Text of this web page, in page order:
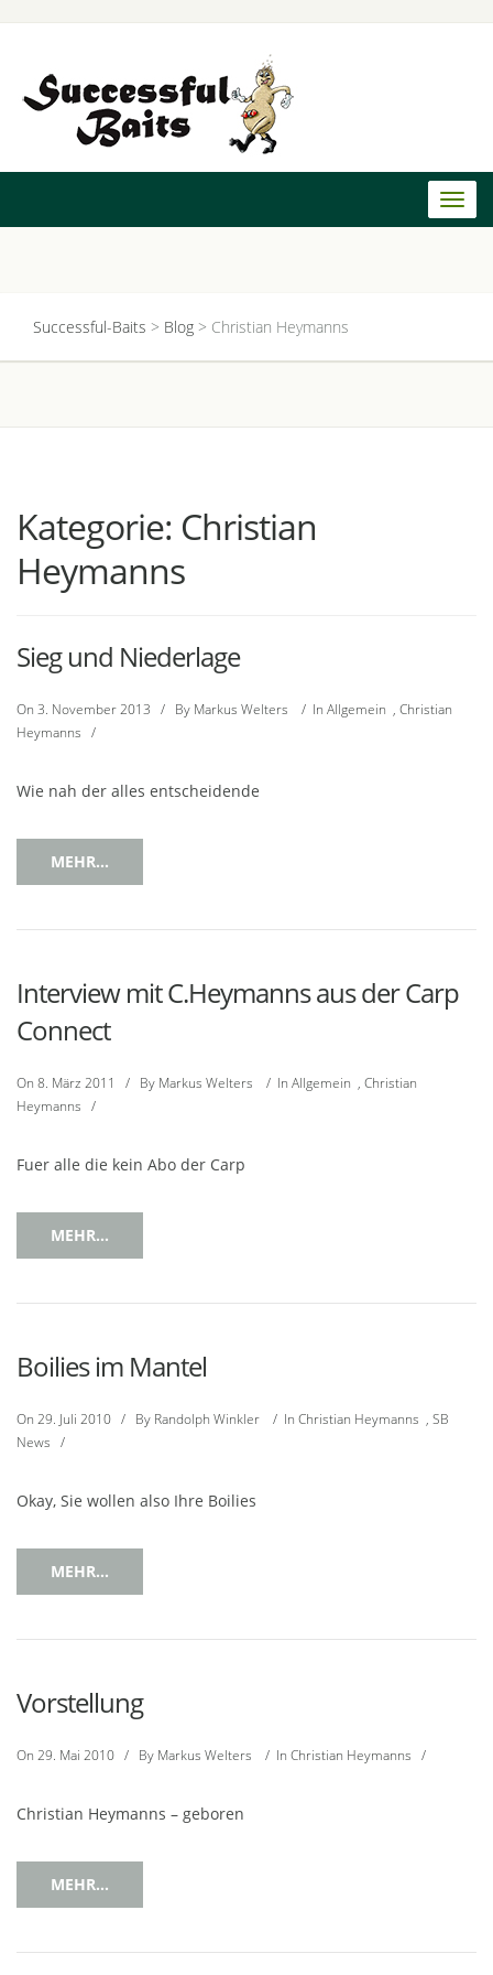
Successful-Baits > Blog > Christian Heymanns
Kategorie: Christian
Heymanns
Sieg und Niederlage
On 3. November 2013 / By Markus Welters / In Allgemein , Christian
Heymanns /
Wie nah der alles entscheidende
MEHR...
Interview mit C.Heymanns aus der Carp
Connect
On 8. März 2011 / By Markus Welters / In Allgemein , Christian
Heymanns /
Fuer alle die kein Abo der Carp
MEHR...
Boilies im Mantel
On 29. Juli 2010 / By Randolph Winkler / In Christian Heymanns , SB
News /
Okay, Sie wollen also Ihre Boilies
MEHR...
Vorstellung
On 29. Mai 2010 / By Markus Welters / In Christian Heymanns /
Christian Heymanns – geboren
MEHR...